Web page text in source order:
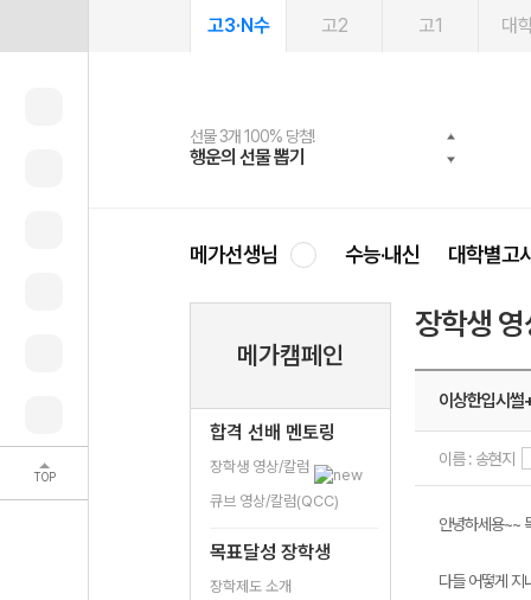
TOP
고3·N수 고2 고1 대
선물 3개 100% 당첨!
행운의 선물 뽑기
선물 100% 증정!
메가스터디 X 올리브
여름방학 스터디 캐시백
메가런 썸머스쿨
2027 러셀 단과
강사 공개선발
스마트러닝앱
설문 EVENT
메가패스
3일 무료 체험권
메가패스 수강생 무료혜택!
메가클럽 멤버십
사회공헌 캠페인
희망이룸 메가나눔
메가선생님 수능·내신 대학별고
메가캠페인
합격 선배 멘토링
장학생 영상/칼럼
큐브 영상/칼럼(QCC)
목표달성 장학생
장학제도 소개
장학생
이상한입시썰
이름 : 송현지
안녕하세용~~
다들 어떻게 지